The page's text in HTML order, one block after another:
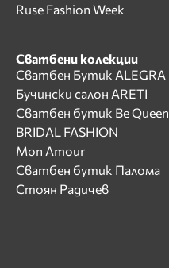
Ruse Fashion Week
Сватбени колекции
Сватбен Бутик ALEGRA
Бучински салон ARETI
Сватбен бутик Be Queen
BRIDAL FASHION
Mon Amour
Сватбен бутик Палома
Стоян Радичев